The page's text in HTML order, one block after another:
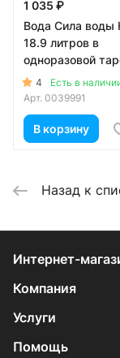
1 035 ₽
Вода Сила воды
18.9 литров в
одноразовой
4
Есть в
Арт. 0039991
В корзину
Назад к
Интернет-
Компания
Услуги
Помощь